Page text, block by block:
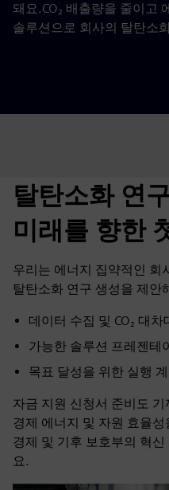
돼요.CO₂ 배출량을 줄이고
솔루션으로 회사의 탈탄소
탈탄소화 연
미래를 향한
우리는 에너지 집약적인 회
탈탄소화 연구 생성을 제안
데이터 수집 및 CO₂ 대차
가능한 솔루션 프레젠테
목표 달성을 위한 실행
자금 지원 신청서 준비도
경제 에너지 및 자원 효율
경제 및 기후 보호부의 혁
요.